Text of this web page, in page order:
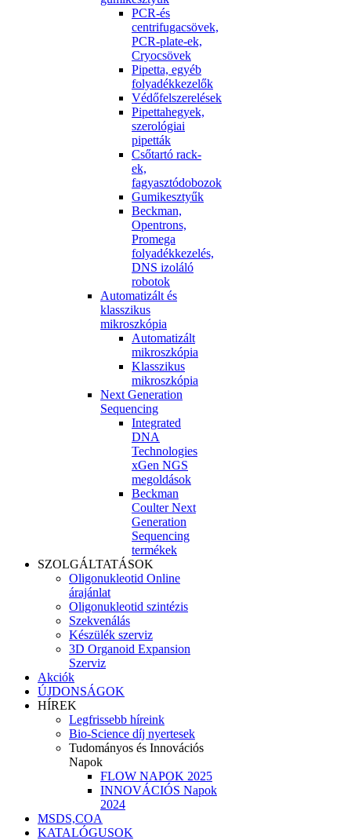
PCR-és
centrifugacsövek,
PCR-plate-ek,
Cryocsövek
Pipetta, egyéb
folyadékkezelők
Védőfelszerelések
Pipettahegyek,
szerológiai
pipetták
Csőtartó rack-
ek,
fagyasztódobozok
Gumikesztyűk
Beckman,
Opentrons,
Promega
folyadékkezelés,
DNS izoláló
robotok
Automatizált és
klasszikus
mikroszkópia
Automatizált
mikroszkópia
Klasszikus
mikroszkópia
Next Generation
Sequencing
Integrated
DNA
Technologies
xGen NGS
megoldások
Beckman
Coulter Next
Generation
Sequencing
termékek
SZOLGÁLTATÁSOK
Oligonukleotid Online
árajánlat
Oligonukleotid szintézis
Szekvenálás
Készülék szerviz
3D Organoid Expansion
Szerviz
Akciók
ÚJDONSÁGOK
HÍREK
Legfrissebb híreink
Bio-Science díj nyertesek
Tudományos és Innovációs
Napok
FLOW NAPOK 2025
INNOVÁCIÓS Napok
2024
MSDS,COA
KATALÓGUSOK